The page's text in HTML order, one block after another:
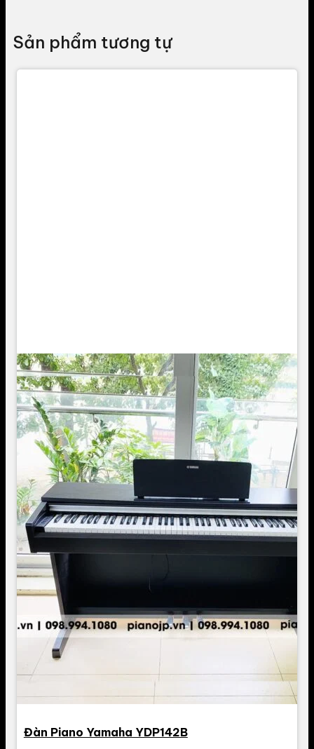
Sản phẩm tương tự
Đàn Piano Yamaha YDP142B